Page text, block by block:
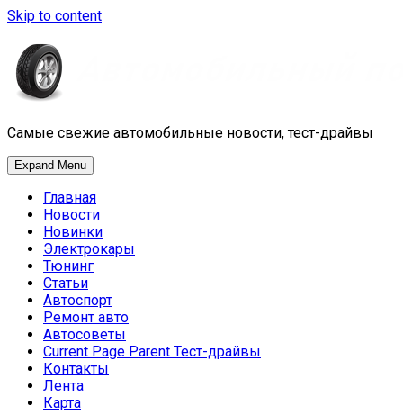
Skip to content
Самые свежие автомобильные новости, тест-драйвы
Expand Menu
Главная
Новости
Новинки
Электрокары
Тюнинг
Статьи
Автоспорт
Ремонт авто
Автосоветы
Current Page Parent Тест-драйвы
Контакты
Лента
Карта